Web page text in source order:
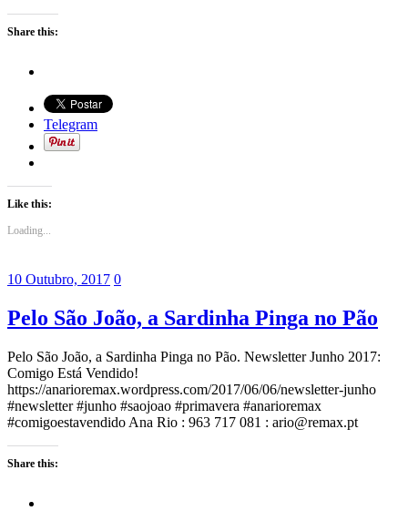
Share this:
Telegram
Like this:
Loading...
10 Outubro, 2017 0
Pelo São João, a Sardinha Pinga no Pão
Pelo São João, a Sardinha Pinga no Pão. Newsletter Junho 2017:
Comigo Está Vendido!
https://anarioremax.wordpress.com/2017/06/06/newsletter-junho
#newsletter #junho #saojoao #primavera #anarioremax
#comigoestavendido Ana Rio : 963 717 081 : ario@remax.pt
Share this: